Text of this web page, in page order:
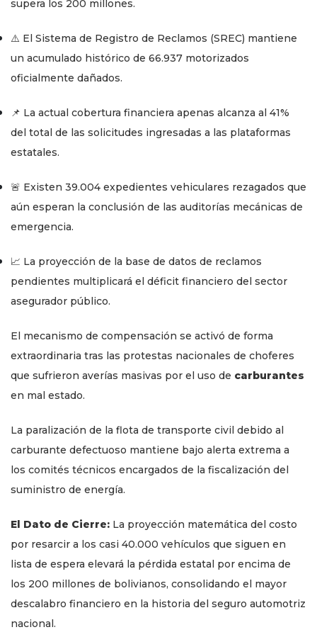
supera los 200 millones.
⚠️ El Sistema de Registro de Reclamos (SREC) mantiene
un acumulado histórico de 66.937 motorizados
oficialmente dañados.
📌 La actual cobertura financiera apenas alcanza al 41%
del total de las solicitudes ingresadas a las plataformas
estatales.
🚨 Existen 39.004 expedientes vehiculares rezagados que
aún esperan la conclusión de las auditorías mecánicas de
emergencia.
📈 La proyección de la base de datos de reclamos
pendientes multiplicará el déficit financiero del sector
asegurador público.
El mecanismo de compensación se activó de forma
extraordinaria tras las protestas nacionales de choferes
que sufrieron averías masivas por el uso de carburantes
en mal estado.
La paralización de la flota de transporte civil debido al
carburante defectuoso mantiene bajo alerta extrema a
los comités técnicos encargados de la fiscalización del
suministro de energía.
El Dato de Cierre: La proyección matemática del costo
por resarcir a los casi 40.000 vehículos que siguen en
lista de espera elevará la pérdida estatal por encima de
los 200 millones de bolivianos, consolidando el mayor
descalabro financiero en la historia del seguro automotriz
nacional.